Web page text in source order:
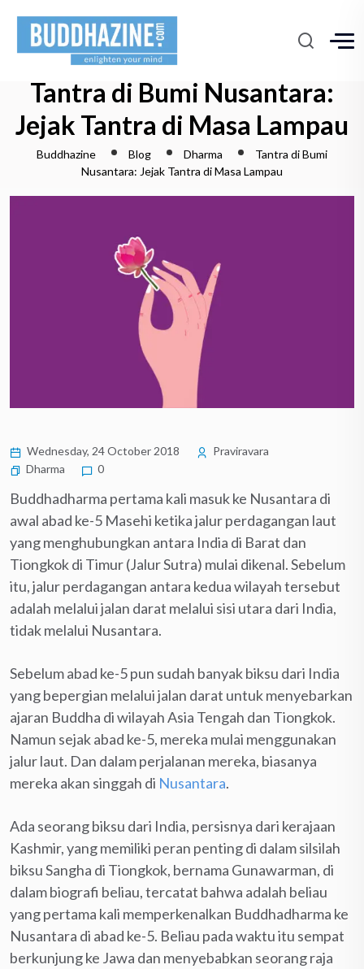
Tantra di Bumi Nusantara:
Jejak Tantra di Masa Lampau
Buddhazine Blog Dharma
Tantra di Bumi
Nusantara: Jejak Tantra di Masa Lampau
Wednesday, 24 October 2018
Praviravara
Dharma
0
Buddhadharma pertama kali masuk ke Nusantara di
awal abad ke-5 Masehi ketika jalur perdagangan laut
yang menghubungkan antara India di Barat dan
Tiongkok di Timur (Jalur Sutra) mulai dikenal. Sebelum
itu, jalur perdagangan antara kedua wilayah tersebut
adalah melalui jalan darat melalui sisi utara dari India,
tidak melalui Nusantara.
Sebelum abad ke-5 pun sudah banyak biksu dari India
yang bepergian melalui jalan darat untuk menyebarkan
ajaran Buddha di wilayah Asia Tengah dan Tiongkok.
Namun sejak abad ke-5, mereka mulai menggunakan
jalur laut. Dan dalam perjalanan mereka, biasanya
mereka akan singgah di Nusantara.
Ada seorang biksu dari India, persisnya dari kerajaan
Kashmir, yang memiliki peran penting di dalam silsilah
biksu Sangha di Tiongkok, bernama Gunawarman, di
dalam biografi beliau, tercatat bahwa adalah beliau
yang pertama kali memperkenalkan Buddhadharma ke
Nusantara di abad ke-5. Beliau pada waktu itu sempat
berkunjung ke Jawa dan menyebabkan seorang raja